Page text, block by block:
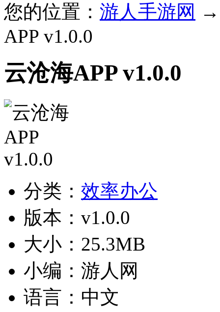
您的位置： 游人手游网
APP v1.0.0
云沧海APP v1.0.0
分类： 效率办公
版本：v1.0.0
大小：25.3MB
小编：游人网
语言：中文